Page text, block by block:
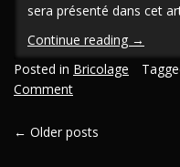
sera présenté dans cet
Continue reading « [En/Fr]
Support
DIY
→
Posted in Bricolage
Comment
POSTS
← Older posts